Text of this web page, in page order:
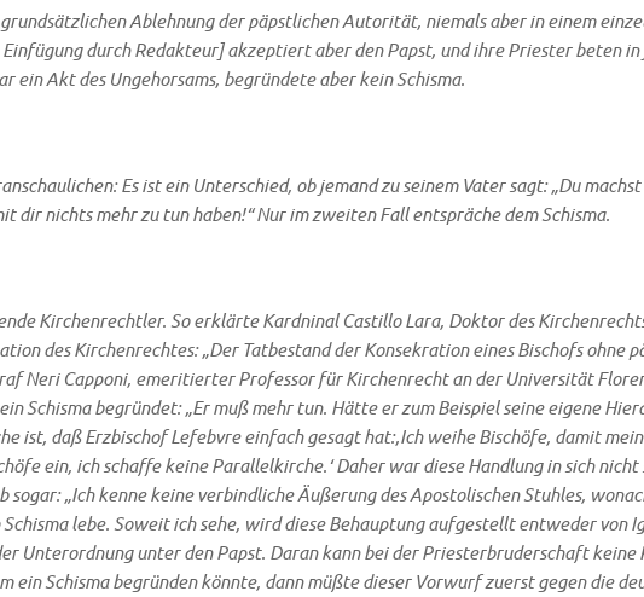
Ableh­nung der päpst­li­chen Auto­ri­tät, nie­mals aber in einem
Ein­fü­gung durch Redak­teur] akzep­tiert aber den Papst, und ihre Prie­ster beten
ein Akt des Unge­hor­sams, begrün­de­te aber kein Schisma.
Es ist ein Unter­schied, ob jemand zu sei­nem Vater sagt: „Du
dir nichts mehr zu tun haben!“ Nur im zwei­ten Fall ent­sprä­che dem Schisma.
Kir­chen­recht­ler. So erklär­te Kard­nin­al Castil­lo Lara, Dok­tor des
des Kir­chen­rech­tes: „Der Tat­be­stand der Kon­se­kra­ti­on eines Bischofs ohne
Neri Cap­po­ni, eme­ri­tier­ter Pro­fes­sor für Kir­chen­recht an der Uni­ver­si­tät
Schis­ma begrün­det: „Er muß mehr tun. Hät­te er zum Bei­spiel sei­ne eige­ne
ist, daß Erz­bi­schof Lefeb­v­re ein­fach gesagt hat:‚Ich wei­he Bischö­fe, damit
ein, ich schaf­fe kei­ne Par­al­lel­kir­che.‘ Daher war die­se Hand­lung in sich nicht
sogar: „Ich ken­ne kei­ne ver­bind­li­che Äuße­rung des Apo­sto­li­schen Stuh­les,
lebe. Soweit ich sehe, wird die­se Behaup­tung auf­ge­stellt ent­we­der von
Unter­ord­nung unter den Papst. Dar­an kann bei der Prie­ster­bru­der­schaft
ein Schis­ma begrün­den könn­te, dann müß­te die­ser Vor­wurf zuerst gegen die